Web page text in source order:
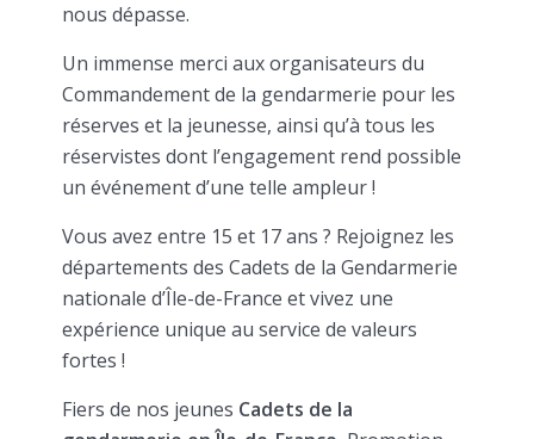
nous dépasse.
Un immense merci aux organisateurs du
Commandement de la gendarmerie pour les
réserves et la jeunesse, ainsi qu’à tous les
réservistes dont l’engagement rend possible
un événement d’une telle ampleur !
Vous avez entre 15 et 17 ans ? Rejoignez les
départements des Cadets de la Gendarmerie
nationale d’Île-de-France et vivez une
expérience unique au service de valeurs
fortes !
Fiers de nos jeunes Cadets de la